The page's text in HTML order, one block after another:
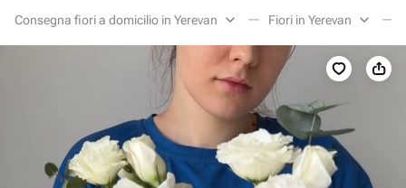
Consegna fiori a domicilio in Yerevan Fiori in Yerevan